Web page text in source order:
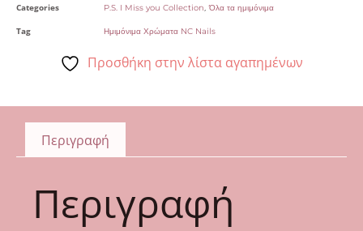
Categories
P.S. I Miss you Collection,Όλα τα ημιμόνιμα
Tag Ημιμόνιμα Χρώματα NC Nails
Προσθήκη στην λίστα αγαπημένων
Περιγραφή
Περιγραφή